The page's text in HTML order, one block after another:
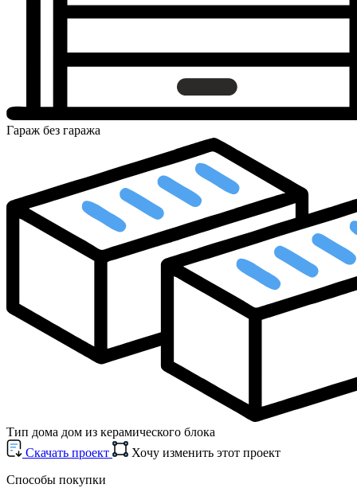
Гараж без гаража
Тип дома дом из керамического блока
Cкачать проект
Хочу изменить этот проект
Способы покупки